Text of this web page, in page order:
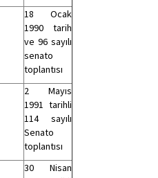
18 Ocak
1990 tarih
ve 96 sayılı
senato
toplantısı
2 Mayıs
1991 tarihli
114 sayılı
Senato
toplantısı
30 Nisan